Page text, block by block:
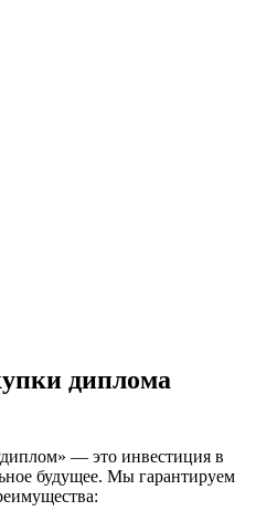
диплома
— это инвестиция в
будущее. Мы гарантируем